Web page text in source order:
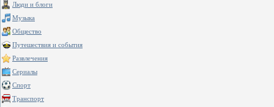
Люди и блоги
Музыка
Общество
Путешествия и события
Развлечения
Сериалы
Спорт
Транспорт